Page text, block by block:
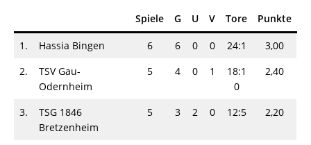
Spiele G U V Tore Punkte
1. Hassia Bingen 6 6 0 0 24:1
3,00
2.
TSV Gau-
Odernheim
5 4 0 1
18:1
0
2,40
3.
TSG 1846
Bretzenheim
5 3 2 0 12:5 2,20